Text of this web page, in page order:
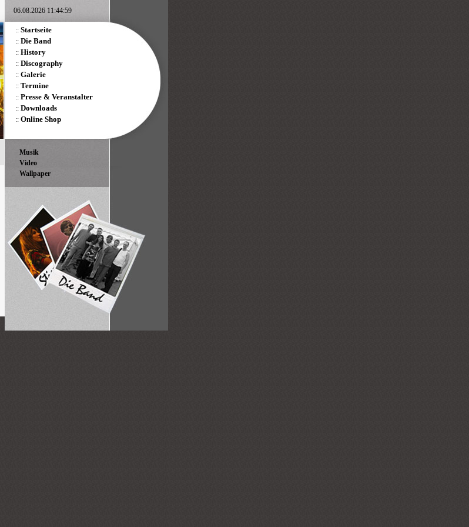
06.08.2026 11:44:59
:: Startseite
:: Die Band
:: History
:: Discography
:: Galerie
:: Termine
:: Presse & Veranstalter
:: Downloads
:: Online Shop
Musik
Video
Wallpaper